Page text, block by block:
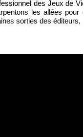
des Jeux de
les allées
sorties des